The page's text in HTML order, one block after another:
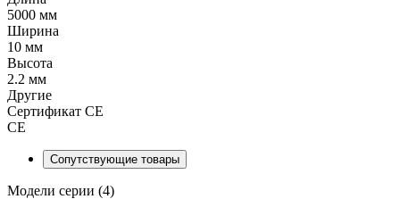
5000 мм
Ширина
10 мм
Высота
2.2 мм
Другие
Сертификат CE
CE
Сопутствующие товары
Модели серии (4)